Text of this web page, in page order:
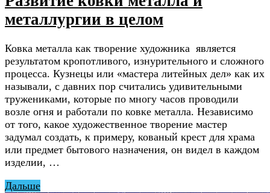
металлургии в целом
Ковка металла как творение художника является
результатом кропотливого, изнурительного и сложного
процесса. Кузнецы или «мастера литейных дел» как их
называли, с давних пор считались удивительными
тружениками, которые по многу часов проводили
возле огня и работали по ковке металла. Независимо
от того, какое художественное творение мастер
задумал создать, к примеру, кованый крест для храма
или предмет бытового назначения, он видел в каждом
изделии, …
Дальше